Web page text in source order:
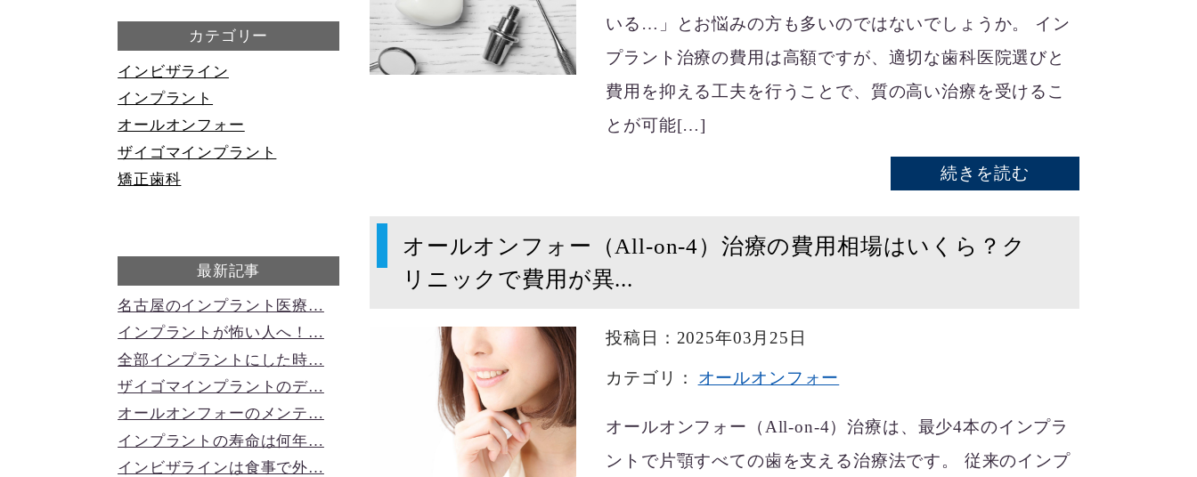
いる…」とお悩みの方も多いのではないでしょうか。 イン
プラント治療の費用は高額ですが、適切な歯科医院選びと
費用を抑える工夫を行うことで、質の高い治療を受けるこ
とが可能[…]
続きを読む
オールオンフォー（All-on-4）治療の費用相場はいくら？ク
リニックで費用が異...
投稿日：2025年03月25日
カテゴリ： オールオンフォー
オールオンフォー（All-on-4）治療は、最少4本のインプラ
ントで片顎すべての歯を支える治療法です。 従来のインプ
カテゴリー
インビザライン
インプラント
オールオンフォー
ザイゴマインプラント
矯正歯科
最新記事
名古屋のインプラント医療…
インプラントが怖い人へ！…
全部インプラントにした時…
ザイゴマインプラントのデ…
オールオンフォーのメンテ…
インプラントの寿命は何年…
インビザラインは食事で外…